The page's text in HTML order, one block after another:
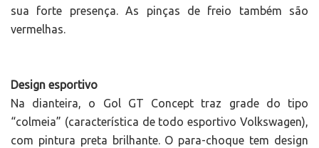
sua forte presença. As pinças de freio também são
vermelhas.
Design esportivo
Na dianteira, o Gol GT Concept traz grade do tipo
“colmeia” (característica de todo esportivo Volkswagen),
com pintura preta brilhante. O para-choque tem design